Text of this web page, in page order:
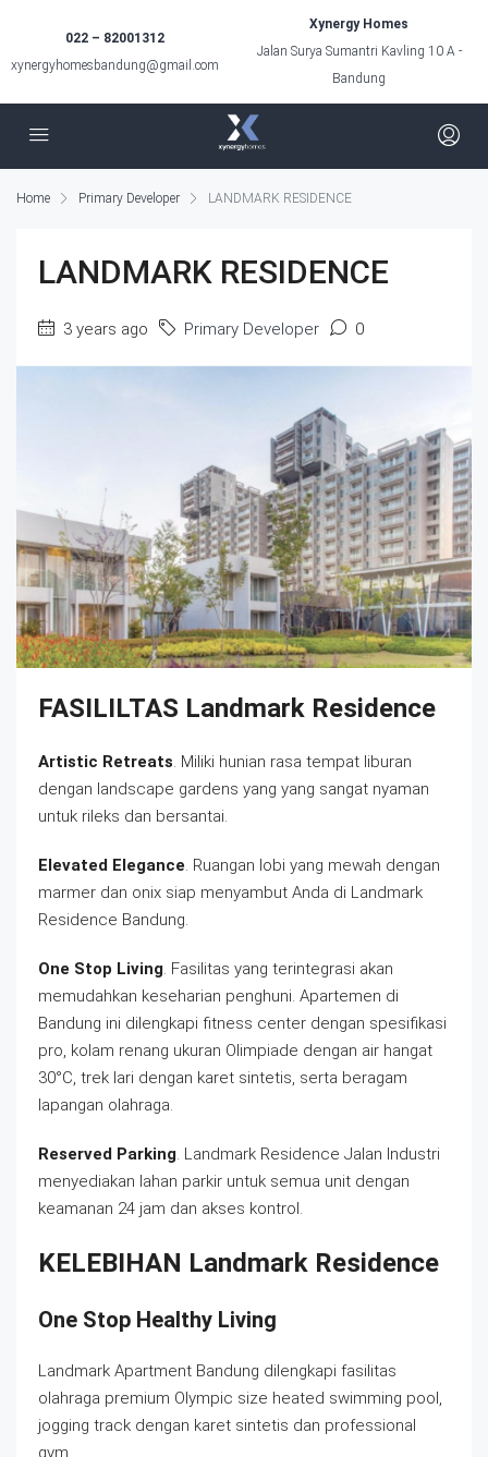
022 – 82001312
xynergyhomesbandung@gmail.com
Xynergy Homes
Jalan Surya Sumantri Kavling 10 A -
Bandung
Home Primary Developer LANDMARK RESIDENCE
LANDMARK RESIDENCE
3 years ago Primary Developer 0
FASILILTAS Landmark Residence
Artistic Retreats. Miliki hunian rasa tempat liburan
dengan landscape gardens yang yang sangat nyaman
untuk rileks dan bersantai.
Elevated Elegance. Ruangan lobi yang mewah dengan
marmer dan onix siap menyambut Anda di Landmark
Residence Bandung.
One Stop Living. Fasilitas yang terintegrasi akan
memudahkan keseharian penghuni. Apartemen di
Bandung ini dilengkapi fitness center dengan spesifikasi
pro, kolam renang ukuran Olimpiade dengan air hangat
30°C, trek lari dengan karet sintetis, serta beragam
lapangan olahraga.
Reserved Parking. Landmark Residence Jalan Industri
menyediakan lahan parkir untuk semua unit dengan
keamanan 24 jam dan akses kontrol.
KELEBIHAN Landmark Residence
One Stop Healthy Living
Landmark Apartment Bandung dilengkapi fasilitas
olahraga premium Olympic size heated swimming pool,
jogging track dengan karet sintetis dan professional
gym.